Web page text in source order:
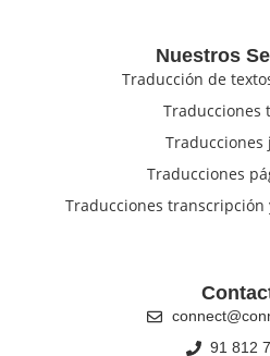
Nuestros
Traducción de
Traducciones
Traducciones
Traducciones
Traducciones
91 812